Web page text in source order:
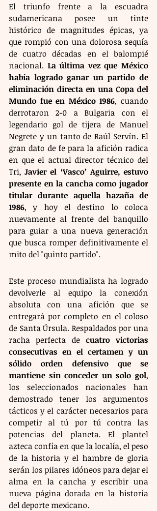
El triunfo frente a la escuadra
sudamericana posee un tinte
histórico de magnitudes épicas, ya
que rompió con una dolorosa sequía
de cuatro décadas en el balompié
nacional. La última vez que México
había logrado ganar un partido de
eliminación directa en una Copa del
Mundo fue en México 1986, cuando
derrotaron 2-0 a Bulgaria con el
legendario gol de tijera de Manuel
Negrete y un tanto de Raúl Servín. El
gran dato de fe para la afición radica
en que el actual director técnico del
Tri, Javier el ‘Vasco’ Aguirre, estuvo
presente en la cancha como jugador
titular durante aquella hazaña de
1986, y hoy el destino lo coloca
nuevamente al frente del banquillo
para guiar a una nueva generación
que busca romper definitivamente el
mito del "quinto partido".
Este proceso mundialista ha logrado
devolverle al equipo la conexión
absoluta con una afición que se
entregará por completo en el coloso
de Santa Úrsula. Respaldados por una
racha perfecta de cuatro victorias
consecutivas en el certamen y un
sólido orden defensivo que se
mantiene sin conceder un solo gol,
los seleccionados nacionales han
demostrado tener los argumentos
tácticos y el carácter necesarios para
competir al tú por tú contra las
potencias del planeta. El plantel
azteca confía en que la localía, el peso
de la historia y el hambre de gloria
serán los pilares idóneos para dejar el
alma en la cancha y escribir una
nueva página dorada en la historia
del deporte mexicano.